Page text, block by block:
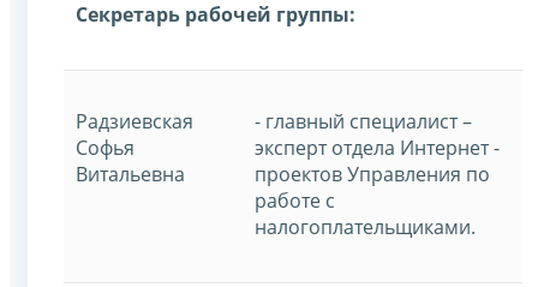
Секретарь рабочей группы:
Радзиевская
Софья
Витальевна
- главный специалист –
эксперт отдела Интернет -
проектов Управления по
работе с
налогоплательщиками.